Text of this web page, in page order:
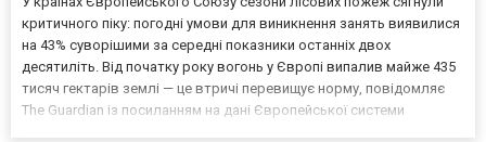
критичного піку: погодні умови для виникнення занять виявилися
на 43% суворішими за середні показники останніх двох
десятиліть. Від початку року вогонь у Європі випалив майже 435
тисяч гектарів землі — це втричі перевищує норму, повідомляє
The Guardian із посиланням на дані Європейської системи